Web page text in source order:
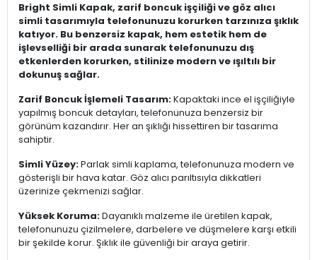
Bright Simli Kapak, zarif boncuk işçiliği ve göz alıcı
simli tasarımıyla telefonunuzu korurken tarzınıza şıklık
katıyor. Bu benzersiz kapak, hem estetik hem de
işlevselliği bir arada sunarak telefonunuzu dış
etkenlerden korurken, stilinize modern ve ışıltılı bir
dokunuş sağlar.
Zarif Boncuk İşlemeli Tasarım:Kapaktaki ince el işçiliğiyle
yapılmış boncuk detayları, telefonunuza benzersiz bir
görünüm kazandırır. Her an şıklığı hissettiren bir tasarıma
sahiptir.
Simli Yüzey:Parlak simli kaplama, telefonunuza modern ve
gösterişli bir hava katar. Göz alıcı parıltısıyla dikkatleri
üzerinize çekmenizi sağlar.
Yüksek Koruma:Dayanıklı malzeme ile üretilen kapak,
telefonunuzu çizilmelere, darbelere ve düşmelere karşı etkili
bir şekilde korur. Şıklık ile güvenliği bir araya getirir.